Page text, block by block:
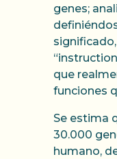
genes;
que
funciones
Se estima
30.000
humano,